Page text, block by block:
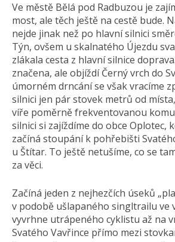
Ve městě Bělá pod Radbuzou je
most, ale těch ještě na cestě bude.
nejde jinak než po hlavní silnici
Týn, ovšem u skalnatého Újezdu
zlákala cesta z hlavní silnice
značena, ale objíždí Černý vrch do
úmorném drncání se však vracíme
silnici jen pár stovek metrů od
víře poměrně frekventovanou
silnici si zajíždíme do obce Oplotec,
začíná stoupání k pohřebišti
u Štítar. To ještě netušíme, co se
za věci.
Začíná jeden z nejhezčích úseků
v podobě ušlapaného singltrailu ve
vyvrhne utrápeného cyklistu až na
Svatého Vavřince přímo mezi